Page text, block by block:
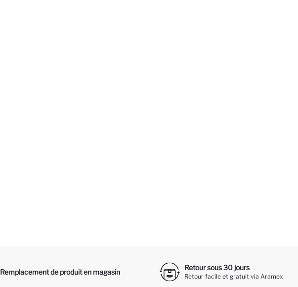
Remplacement de produit en magasin
Retour sous 30 jours
Retour facile et gratuit via Aramex